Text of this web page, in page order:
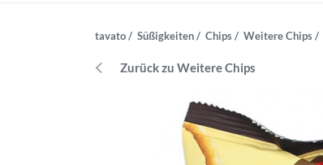
tavato Süßigkeiten Chips Weitere Chips
Zurück zu Weitere Chips